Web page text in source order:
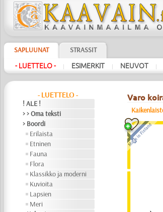
SAPLUUNAT STRASSIT
- LUETTELO - | ESIMERKIT | NEUVOT |
- LUETTELO -
! ALE !
> > Oma teksti
> Boordi
Erilaista
Etninen
Fauna
Flora
Klassikko ja moderni
Kuvioita
Lapsien
Meri
Varo